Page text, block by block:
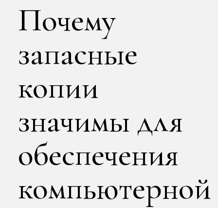
Почему
запасные
копии
значимы для
обеспечения
компьютерной